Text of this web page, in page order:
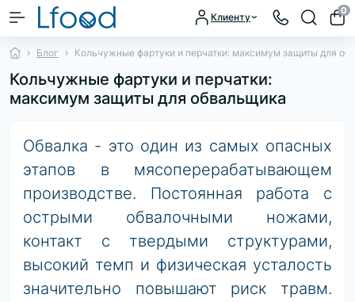
Клиенту
0
Блог Кольчужные фартуки и перчатки: максимум защиты для
Кольчужные фартуки и перчатки:
максимум защиты для обвальщика
Обвалка - это один из самых опасных
этапов в мясоперерабатывающем
производстве. Постоянная работа с
острыми обвалочными ножами,
контакт с твердыми структурами,
высокий темп и физическая усталость
значительно повышают риск травм.